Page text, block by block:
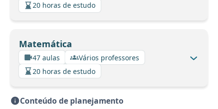
20 horas de estudo
Matemática
47 aulas
Vários professores
20 horas de estudo
Conteúdo de planejamento